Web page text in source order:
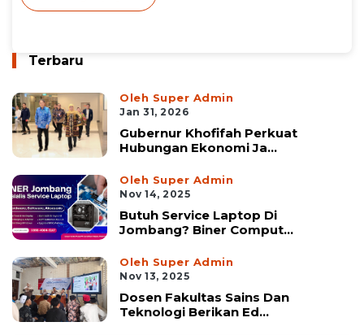
Terbaru
Oleh Super Admin
Jan 31, 2026
Gubernur Khofifah Perkuat
Hubungan Ekonomi Ja...
Oleh Super Admin
Nov 14, 2025
Butuh Service Laptop Di
Jombang? Biner Comput...
Oleh Super Admin
Nov 13, 2025
Dosen Fakultas Sains Dan
Teknologi Berikan Ed...